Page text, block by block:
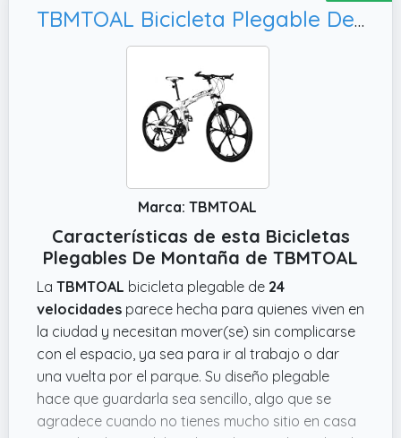
TBMTOAL Bicicleta Plegable De 24 Velocidades,B
Marca: TBMTOAL
Características de esta Bicicletas
Plegables De Montaña de TBMTOAL
La TBMTOAL bicicleta plegable de 24
velocidades parece hecha para quienes viven en
la ciudad y necesitan mover(se) sin complicarse
con el espacio, ya sea para ir al trabajo o dar
una vuelta por el parque. Su diseño plegable
hace que guardarla sea sencillo, algo que se
agradece cuando no tienes mucho sitio en casa